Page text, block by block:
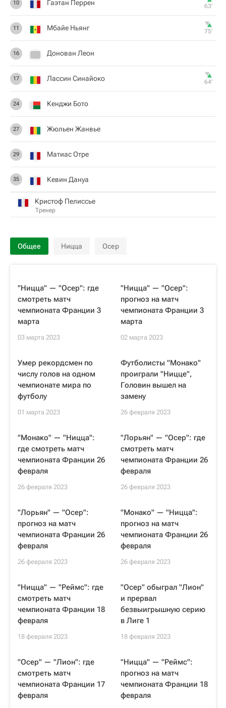
10 Гаэтан Перрен 63‎’‎
11 Мбайе Ньянг 75‎’‎
16 Донован Леон
17 Лассин Синайоко 64‎’‎
24 Кенджи Бото
27 Жюльен Жанвье
29 Матиас Отре
35 Кевин Дануа
Кристоф Пелиссье
Тренер
Общее Ницца Осер
"Ницца" — "Осер": где
смотреть матч
чемпионата Франции 3
марта
03 марта 2023
"Ницца" — "Осер":
прогноз на матч
чемпионата Франции 3
марта
02 марта 2023
Умер рекордсмен по
числу голов на одном
чемпионате мира по
футболу
01 марта 2023
Футболисты "Монако"
проиграли "Ницце",
Головин вышел на
замену
26 февраля 2023
"Монако" — "Ницца":
где смотреть матч
чемпионата Франции 26
февраля
26 февраля 2023
"Лорьян" — "Осер": где
смотреть матч
чемпионата Франции 26
февраля
26 февраля 2023
"Лорьян" — "Осер":
прогноз на матч
чемпионата Франции 26
февраля
26 февраля 2023
"Монако" — "Ницца":
прогноз на матч
чемпионата Франции 26
февраля
26 февраля 2023
"Ницца" — "Реймс": где
смотреть матч
чемпионата Франции 18
февраля
18 февраля 2023
"Осер" обыграл "Лион"
и прервал
безвыигрышную серию
в Лиге 1
18 февраля 2023
"Осер" — "Лион": где
смотреть матч
чемпионата Франции 17
февраля
"Ницца" — "Реймс":
прогноз на матч
чемпионата Франции 18
февраля